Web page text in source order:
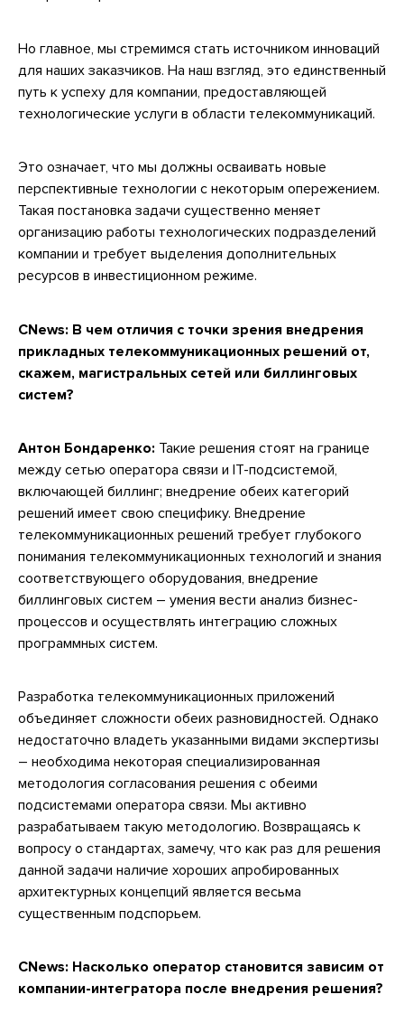
Но главное, мы стремимся стать источником инноваций
для наших заказчиков. На наш взгляд, это единственный
путь к успеху для компании, предоставляющей
технологические услуги в области телекоммуникаций.
Это означает, что мы должны осваивать новые
перспективные технологии с некоторым опережением.
Такая постановка задачи существенно меняет
организацию работы технологических подразделений
компании и требует выделения дополнительных
ресурсов в инвестиционном режиме.
CNews: В чем отличия с точки зрения внедрения
прикладных телекоммуникационных решений от,
скажем, магистральных сетей или биллинговых
систем?
Антон Бондаренко: Такие решения стоят на границе
между сетью оператора связи и IT-подсистемой,
включающей биллинг; внедрение обеих категорий
решений имеет свою специфику. Внедрение
телекоммуникационных решений требует глубокого
понимания телекоммуникационных технологий и знания
соответствующего оборудования, внедрение
биллинговых систем – умения вести анализ бизнес-
процессов и осуществлять интеграцию сложных
программных систем.
Разработка телекоммуникационных приложений
объединяет сложности обеих разновидностей. Однако
недостаточно владеть указанными видами экспертизы
– необходима некоторая специализированная
методология согласования решения с обеими
подсистемами оператора связи. Мы активно
разрабатываем такую методологию. Возвращаясь к
вопросу о стандартах, замечу, что как раз для решения
данной задачи наличие хороших апробированных
архитектурных концепций является весьма
существенным подспорьем.
CNews: Насколько оператор становится зависим от
компании-интегратора после внедрения решения?